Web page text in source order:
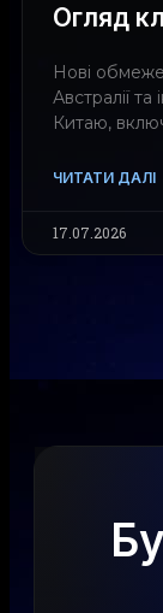
Огляд
Нові
Австралії та
Китаю,
ЧИТАТИ ДАЛІ
17.07.2026